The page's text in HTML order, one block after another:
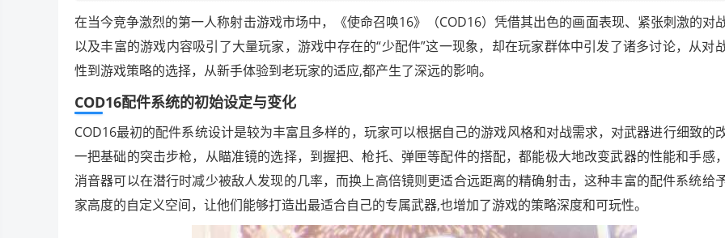
在当今竞争激烈的第一人称射击游戏市场中，《使命召唤16》（COD16）凭借其出色的画面表现、紧张刺激的对
以及丰富的游戏内容吸引了大量玩家，游戏中存在的“少配件”这一现象，却在玩家群体中引发了诸多讨论，从对
性到游戏策略的选择，从新手体验到老玩家的适应,都产生了深远的影响。
COD16配件系统的初始设定与变化
COD16最初的配件系统设计是较为丰富且多样的，玩家可以根据自己的游戏风格和对战需求，对武器进行细致的
一把基础的突击步枪，从瞄准镜的选择，到握把、枪托、弹匣等配件的搭配，都能极大地改变武器的性能和手感
消音器可以在潜行时减少被敌人发现的几率，而换上高倍镜则更适合远距离的精确射击，这种丰富的配件系统给
家高度的自定义空间，让他们能够打造出最适合自己的专属武器,也增加了游戏的策略深度和可玩性。